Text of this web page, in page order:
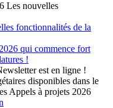
Les nouvelles
fonctionnalités de la
qui commence fort
!
est en ligne !
disponibles dans le
Appels à projets 2026